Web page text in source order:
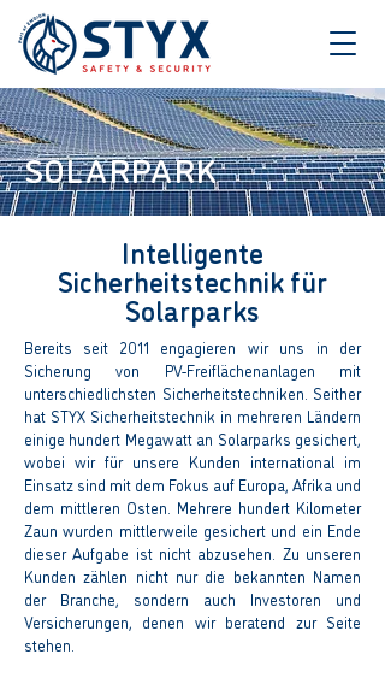
SOLARPARK
Intelligente
Sicherheitstechnik für
Solarparks
Bereits seit 2011 engagieren wir uns in der
Sicherung von PV-Freiflächenanlagen mit
unterschiedlichsten Sicherheitstechniken. Seither
hat STYX Sicherheitstechnik in mehreren Ländern
einige hundert Megawatt an Solarparks gesichert,
wobei wir für unsere Kunden international im
Einsatz sind mit dem Fokus auf Europa, Afrika und
dem mittleren Osten. Mehrere hundert Kilometer
Zaun wurden mittlerweile gesichert und ein Ende
dieser Aufgabe ist nicht abzusehen. Zu unseren
Kunden zählen nicht nur die bekannten Namen
der Branche, sondern auch Investoren und
Versicherungen, denen wir beratend zur Seite
stehen.